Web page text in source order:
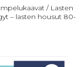
/ Lasten
– lasten housut 80-